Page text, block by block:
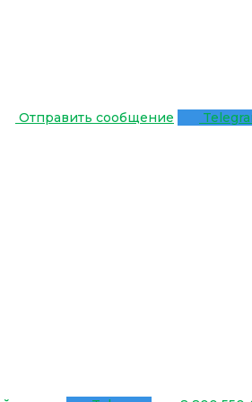
Отправить сообщение